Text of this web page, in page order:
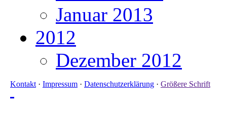
Januar 2013
2012
Dezember 2012
Kontakt · Impressum · Datenschutzerklärung · Größere Schrift